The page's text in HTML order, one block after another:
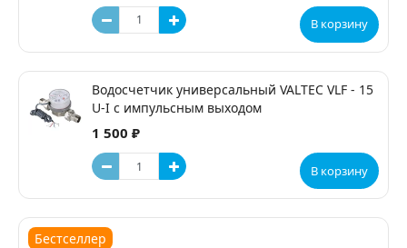
В корзину
Водосчетчик универсальный VALTEC VLF - 15
U-I с импульсным выходом
1 500 ₽
В корзину
Бестселлер